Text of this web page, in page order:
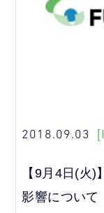
2018.09.03
【9月4日(火
影響について